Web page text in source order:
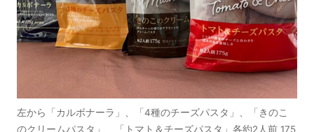
左から「カルボナーラ」、「4種のチーズパスタ」、「きのこ
のクリームパスタ」、「トマト＆チーズパスタ」各約2人前 175